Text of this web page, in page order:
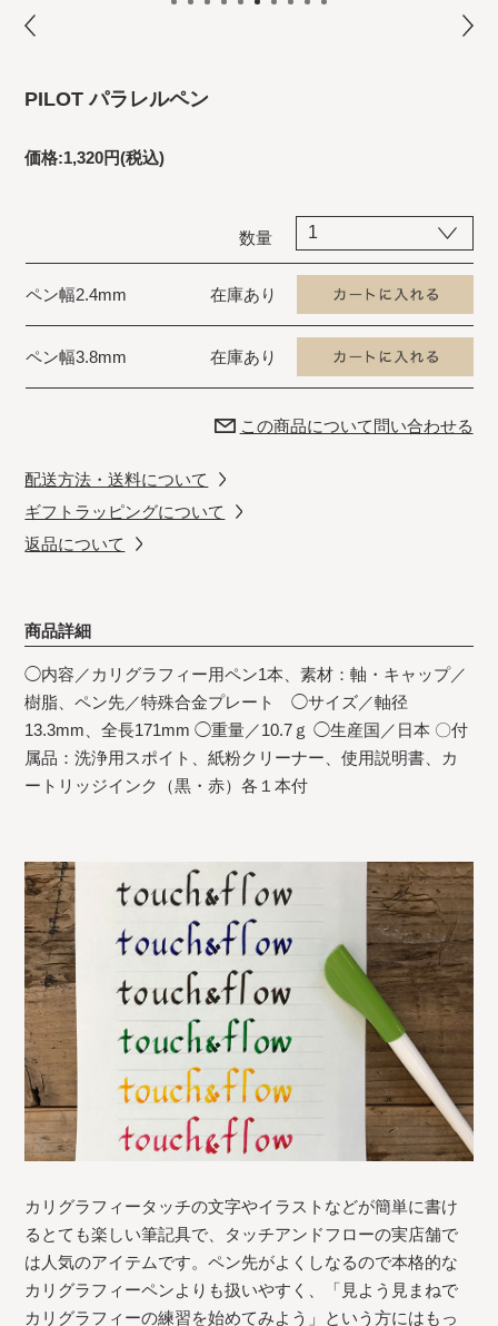
PILOT パラレルペン
価格:1,320円(税込)
数量
ペン幅2.4mm 在庫あり
ペン幅3.8mm 在庫あり
この商品について問い合わせる
配送方法・送料について
ギフトラッピングについて
返品について
商品詳細
◯内容／カリグラフィー用ペン1本、素材：軸・キャップ／
樹脂、ペン先／特殊合金プレート ◯サイズ／軸径
13.3mm、全長171mm ◯重量／10.7ｇ ◯生産国／日本 〇付
属品：洗浄用スポイト、紙粉クリーナー、使用説明書、カ
ートリッジインク（黒・赤）各１本付
カリグラフィータッチの文字やイラストなどが簡単に書け
るとても楽しい筆記具で、タッチアンドフローの実店舗で
は人気のアイテムです。ペン先がよくしなるので本格的な
カリグラフィーペンよりも扱いやすく、「見よう見まねで
カリグラフィーの練習を始めてみよう」という方にはもっ